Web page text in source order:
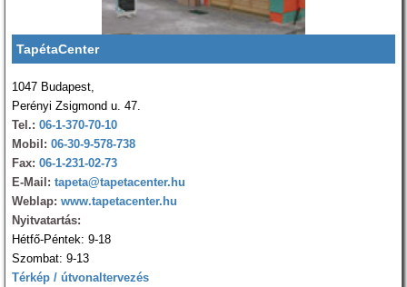
TapétaCenter
1047 Budapest,
Perényi Zsigmond u. 47.
Tel.: 06-1-370-70-10
Mobil: 06-30-9-578-738
Fax: 06-1-231-02-73
E-Mail: tapeta@tapetacenter.hu
Weblap: www.tapetacenter.hu
Nyitvatartás:
Hétfő-Péntek: 9-18
Szombat: 9-13
Térkép / útvonaltervezés